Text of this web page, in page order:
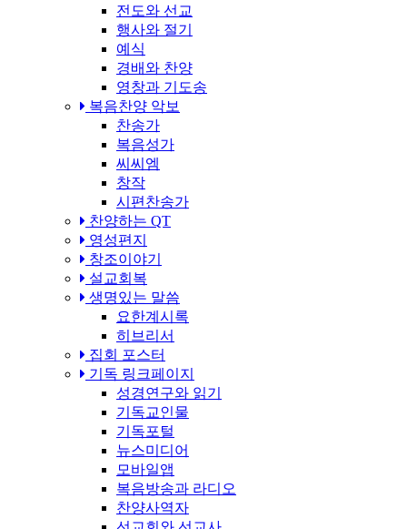
전도와 선교
행사와 절기
예식
경배와 찬양
영창과 기도송
복음찬양 악보
찬송가
복음성가
씨씨엠
창작
시편찬송가
찬양하는 QT
영성편지
창조이야기
설교회복
생명있는 말씀
요한계시록
히브리서
집회 포스터
기독 링크페이지
성경연구와 읽기
기독교인물
기독포털
뉴스미디어
모바일앱
복음방송과 라디오
찬양사역자